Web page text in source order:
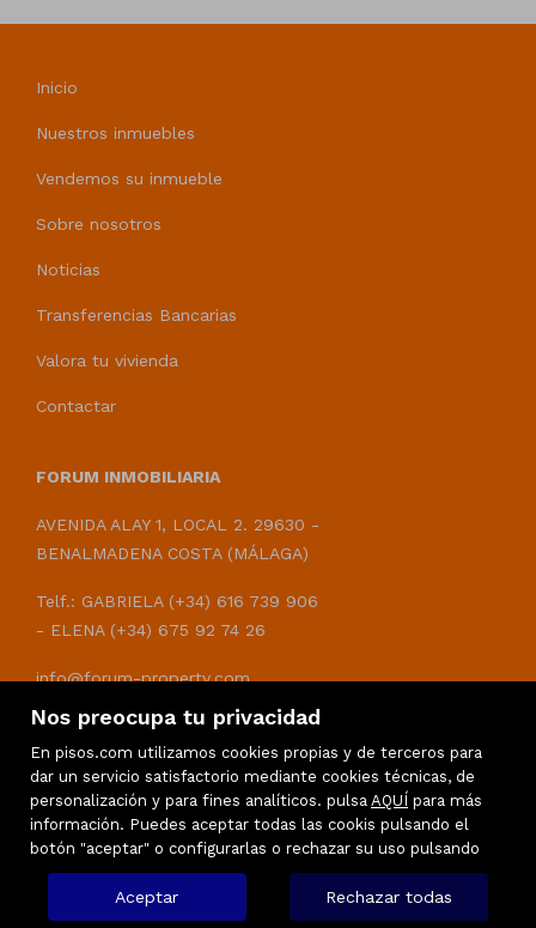
Nos preocupa tu privacidad
En pisos.com utilizamos cookies propias y de terceros para
dar un servicio satisfactorio mediante cookies técnicas, de
personalización y para fines analíticos. pulsa AQUÍ para más
información. Puedes aceptar todas las cookis pulsando el
botón "aceptar" o configurarlas o rechazar su uso pulsando
Aceptar Rechazar todas
Inicio
Nuestros inmuebles
Vendemos su inmueble
Sobre nosotros
Noticias
Transferencias Bancarias
Valora tu vivienda
Contactar
FORUM INMOBILIARIA
AVENIDA ALAY 1, LOCAL 2. 29630 -
BENALMADENA COSTA (MÁLAGA)
Telf.: GABRIELA (+34) 616 739 906
- ELENA (+34) 675 92 74 26
info@forum-property.com